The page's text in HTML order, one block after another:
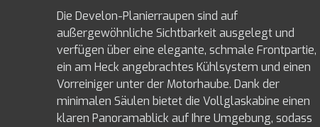
Die Develon-Planierraupen sind auf
außergewöhnliche Sichtbarkeit ausgelegt und
verfügen über eine elegante, schmale Frontpartie,
ein am Heck angebrachtes Kühlsystem und einen
Vorreiniger unter der Motorhaube. Dank der
minimalen Säulen bietet die Vollglaskabine einen
klaren Panoramablick auf Ihre Umgebung, sodass